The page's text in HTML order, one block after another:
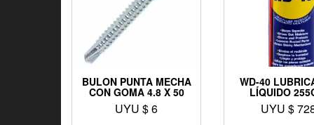
BULON PUNTA MECHA
CON GOMA 4.8 X 50
UYU $6
WD-40
LÍQUIDO
UYU $